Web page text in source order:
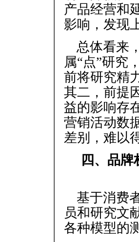
产品经营和
影响，发现
总体看来
属“点”研究
前将研究精
其二，前提
益的影响存
营销活动数
差别，难以
四、品
基于消费
员和研究文
各种模型的